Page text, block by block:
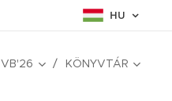
HU
VB'26 KÖNYVTÁR